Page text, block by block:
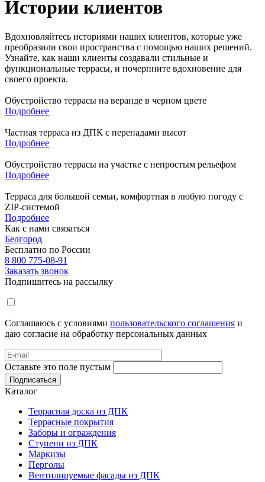
Истории клиентов
Вдохновляйтесь историями наших клиентов, которые уже
преобразили свои пространства с помощью наших решений.
Узнайте, как наши клиенты создавали стильные и
функциональные террасы, и почерпните вдохновение для
своего проекта.
Обустройство террасы на веранде в черном цвете
Подробнее
Частная терраса из ДПК с перепадами высот
Подробнее
Обустройство террасы на участке с непростым рельефом
Подробнее
Терраса для большой семьи, комфортная в любую погоду с
ZIP-системой
Подробнее
Как с нами связаться
Белгород
Бесплатно по России
8 800 775-08-91
Заказать звонок
Подпишитесь на рассылку
Соглашаюсь с условиями пользовательского соглашения и
даю согласие на обработку персональных данных
Оставьте это поле пустым
Подписаться
Каталог
Террасная доска из ДПК
Террасные покрытия
Заборы и ограждения
Ступени из ДПК
Маркизы
Перголы
Вентилируемые фасады из ДПК